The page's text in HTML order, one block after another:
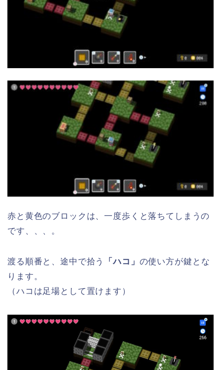
赤と黄色のブロックは、一度歩くと落ちてしまうの
です、、、。
渡る順番と、途中で拾う 「ハコ」 の使い方が鍵とな
ります。
（ハコは足場として置けます）